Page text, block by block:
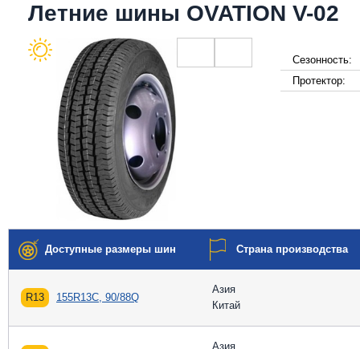
Летние шины OVATION V-02
Сезонность:
Протектор:
Доступные размеры шин Страна производства
R13 155R13C, 90/88Q
Азия
Китай
Азия